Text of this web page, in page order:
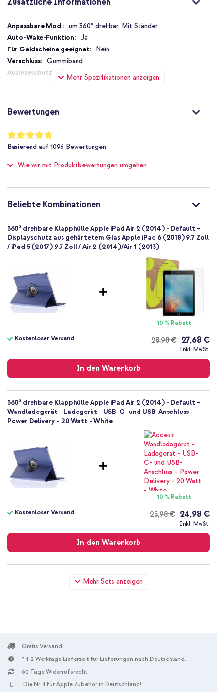
Mehr Spezifikationen anzeigen
Zusätzliche
Informationen
um 360° drehbar, Mit Ständer
Ja
Nein
Gummiband
Nein
Nein
8718949558767
air261941304
Kunstleder
224
Tablet
1 Pc
Nein
Vollständiger Schutz
Bewertungen
Bewertung:
96
%
of
Basierend auf 1096 Bewertungen
Wie wir mit Produktbewertungen umgehen
Beliebte Kombinationen
Mehr Sets anzeigen
360° drehbare Klapphülle Apple iPad Air 2 (2014) - Default +
Displayschutz aus gehärtetem Glas Apple iPad 6 (2018) 9.7 Zoll
/ iPad 5 (2017) 9.7 Zoll / Air 2 (2014)/Air 1 (2013)
10 % Rabatt
28,98 €
Kostenloser Versand 27,68 €
Inkl. MwSt.
In den Warenkorb
Versand
360° drehbare Klapphülle Apple iPad Air 2 (2014) - Default +
Wandladegerät - Ladegerät - USB-C- und USB-Anschluss -
Power Delivery - 20 Watt - White
10 % Rabatt
25,98 €
Kostenloser Versand 24,98 €
Inkl. MwSt.
In den Warenkorb
Versand
360° drehbare Klapphülle Apple iPad Air 2 (2014) - Default +
USB-C zu Lightning-Kabel - Refurbished - 1 Meter - Weiß
10 % Rabatt
Kostenloser Versand
Kostenloser
Gratis Versand
* 1-2 Werktage Lieferzeit für Lieferungen nach Deutschland.
60 Tage Widerrufsrecht
Die Nr. 1 für Apple Zubehör in Deutschland!